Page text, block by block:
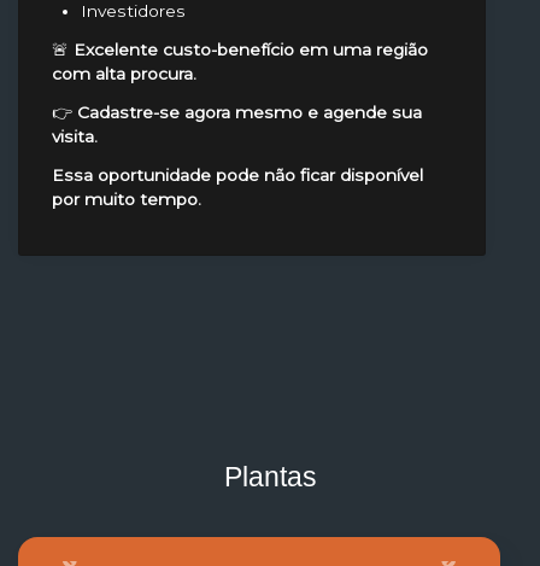
Investidores
🚨 Excelente custo-benefício em uma região
com alta procura.
👉 Cadastre-se agora mesmo e agende sua
visita.
Essa oportunidade pode não ficar disponível
por muito tempo.
Plantas